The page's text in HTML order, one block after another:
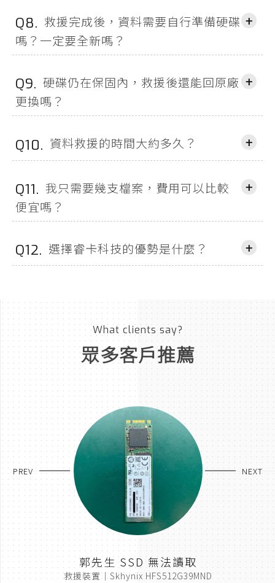
Q8. 救援完成後，資料需要自行準備硬碟
嗎？一定要全新嗎？
+
Q9. 硬碟仍在保固內，救援後還能回原廠
更換嗎？
+
Q10. 資料救援的時間大約多久？ +
Q11. 我只需要幾支檔案，費用可以比較
便宜嗎？
+
Q12. 選擇睿卡科技的優勢是什麼？ +
What clients say?
眾多客戶推薦
PREV NEXT
郭先生 SSD 無法讀取
救援裝置｜Skhynix HFS512G39MND